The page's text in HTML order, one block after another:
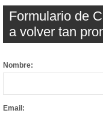
Formulario de
a volver tan
Nombre:
Email: